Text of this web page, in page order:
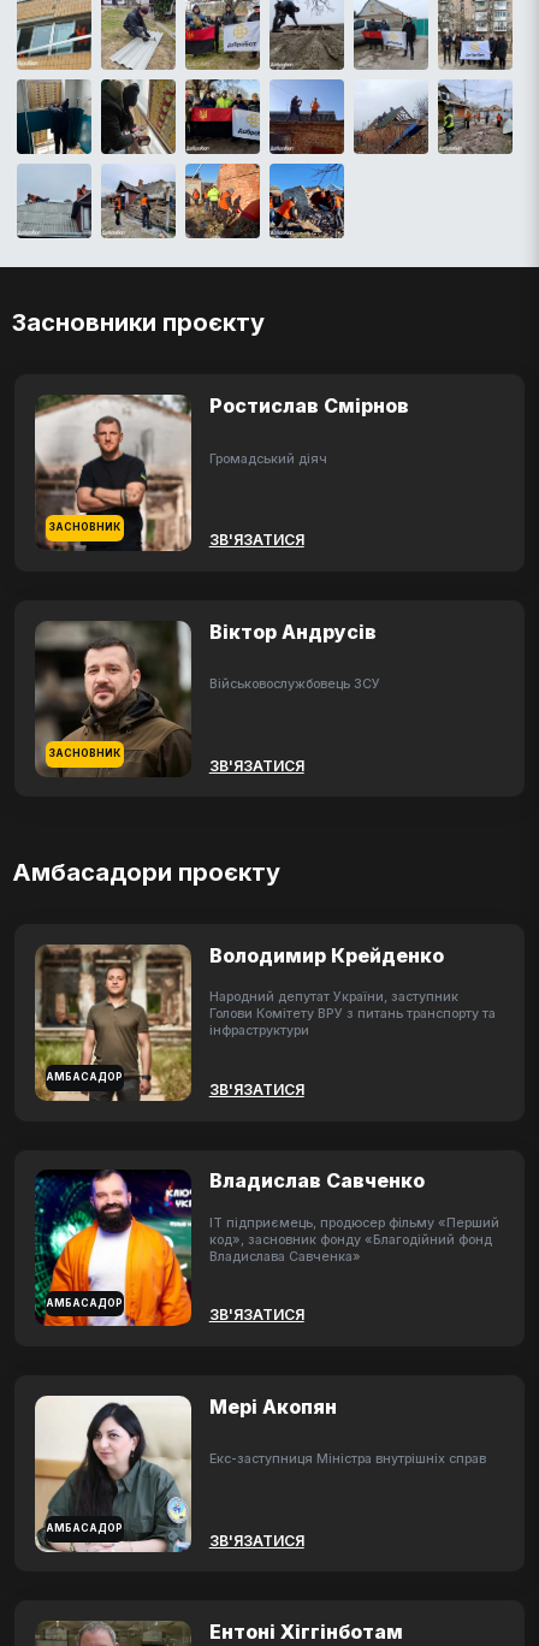
Засновники проєкту
ЗАСНОВНИК
Ростислав Смірнов
Громадський діяч
ЗВ'ЯЗАТИСЯ
ЗАСНОВНИК
Віктор Андрусів
Військовослужбовець ЗСУ
ЗВ'ЯЗАТИСЯ
Амбасадори проєкту
АМБАСАДОР
Володимир Крейденко
Народний депутат України, заступник
Голови Комітету ВРУ з питань транспорту та
інфраструктури
ЗВ'ЯЗАТИСЯ
АМБАСАДОР
Владислав Савченко
ІТ підприємець, продюсер фільму «Перший
код», засновник фонду «Благодійний фонд
Владислава Савченка»
ЗВ'ЯЗАТИСЯ
АМБАСАДОР
Мері Акопян
Екс-заступниця Міністра внутрішніх справ
ЗВ'ЯЗАТИСЯ
Ентоні Хіггінботам